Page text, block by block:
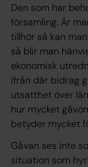
Den som har
församling. Är
tillhör så kan
så blir man
ekonomisk
ifrån där bidrag
utsatthet över
hur mycket
betyder mycket
Gåvan ses inte
situation som